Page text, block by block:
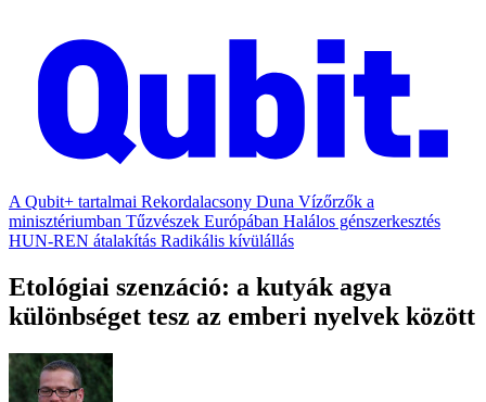
A Qubit+ tartalmai Rekordalacsony Duna Vízőrzők a
minisztériumban Tűzvészek Európában Halálos génszerkesztés
HUN-REN átalakítás Radikális kívülállás
Etológiai szenzáció: a kutyák agya
különbséget tesz az emberi nyelvek között